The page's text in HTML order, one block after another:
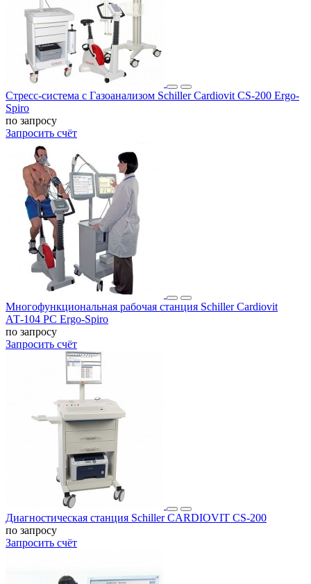
Стресс-система с Газоанализом Schiller Cardiovit CS-200 Ergo-
Spiro
по запросу
Запросить счёт
Многофункциональная рабочая станция Schiller Cardiovit
АТ-104 PC Ergo-Spiro
по запросу
Запросить счёт
Диагностическая станция Schiller CARDIOVIT CS-200
по запросу
Запросить счёт